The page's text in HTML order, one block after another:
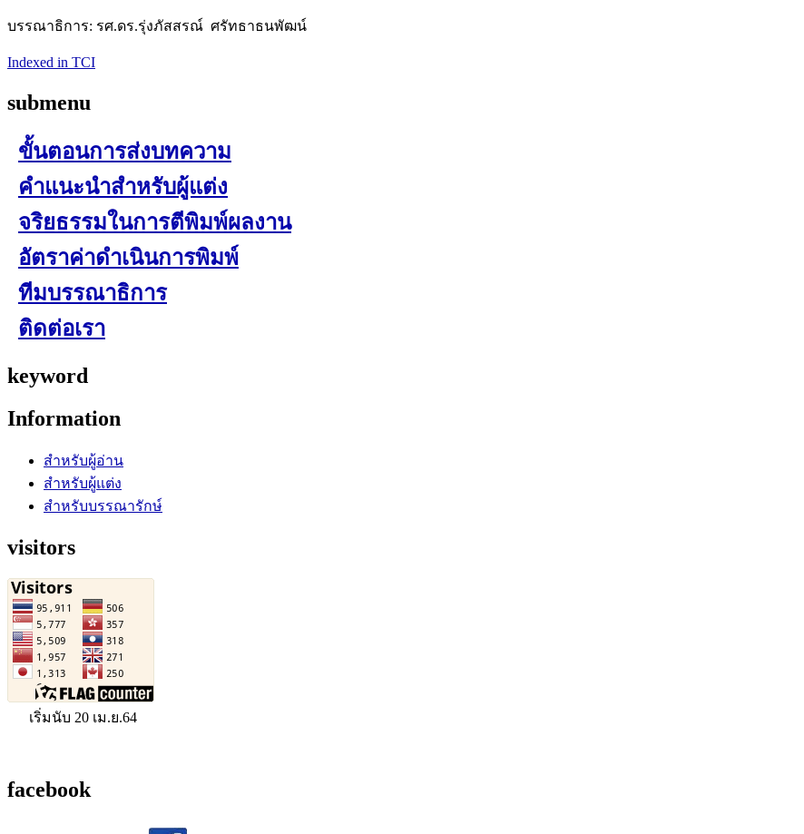
บรรณาธิการ: รศ.ดร.รุ่งภัสสรณ์ ศรัทธาธนพัฒน์
Indexed in TCI
submenu
ขั้นตอนการส่งบทความ
คำแนะนำสำหรับผู้แต่ง
จริยธรรมในการตีพิมพ์ผลงาน
อัตราค่าดำเนินการพิมพ์
ทีมบรรณาธิการ
ติดต่อเรา
keyword
Information
สำหรับผู้อ่าน
สำหรับผู้แต่ง
สำหรับบรรณารักษ์
visitors
เริ่มนับ 20 เม.ย.64
facebook